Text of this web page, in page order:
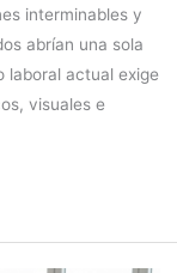
interminables y
abrían una sola
laboral actual exige
visuales e